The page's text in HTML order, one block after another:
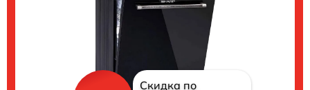
Скидка по